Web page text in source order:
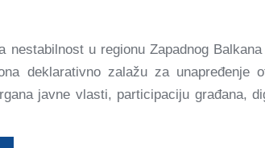
nestabilnost u regionu Zapadnog
deklarativno zalažu za unapređenje
javne vlasti, participaciju građana,